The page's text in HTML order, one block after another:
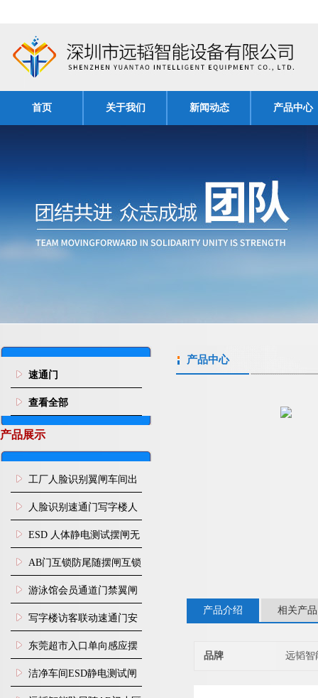
首页 关于我们 新闻动态 产品中心
速通门
查看全部
产品展示
工厂人脸识别翼闸车间出
入口人行通道门禁
人脸识别速通门写字楼人
行通道闸门禁设备
ESD 人体静电测试摆闸无
尘车间防静电闸机
AB门互锁防尾随摆闸互锁
闸机
游泳馆会员通道门禁翼闸
写字楼访客联动速通门安
装
东莞超市入口单向感应摆
闸安装
洁净车间ESD静电测试闸
产品中心
产品介绍 相关产品
品牌 远韬智